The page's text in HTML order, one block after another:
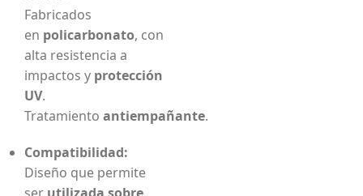
Fabricados
en policarbonato, con
alta resistencia a
impactos y protección
UV.
Tratamiento antiempañante.
Compatibilidad:
Diseño que permite
ser utilizada sobre